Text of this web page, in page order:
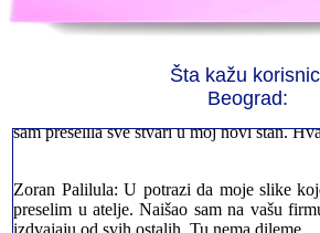
Šta kažu
Beograd:
Jelena sa Čukarice: Mogu da pohvalim
Milica iz Novog Beograda: Zahvaljujuću
sam preselila sve stvari u moj novi stan.
Zoran Palilula: U potrazi da moje slike
preselim u atelje. Naišao sam na vašu
izdvajaju od svih ostalih. Tu nema dileme